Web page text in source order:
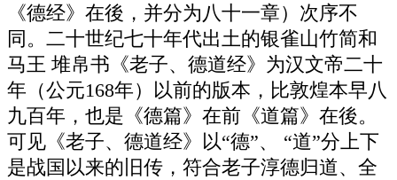
《德经》在後，并分为八十一章）次序不
同。二十世纪七十年代出土的银雀山竹简和
马王 堆帛书《老子、德道经》为汉文帝二十
年（公元168年）以前的版本，比敦煌本早八
九百年，也是《德篇》在前《道篇》在後。
可见《老子、德道经》以“德”、 “道”分上下
是战国以来的旧传，符合老子淳德归道、全